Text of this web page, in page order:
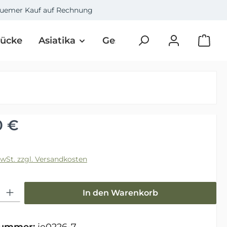
Kauf auf Rechnung
Asiatika Geschenke
€
zzgl. Versandkosten
Gib den gewünschten Wert ein oder benutze die
In den Warenkorb